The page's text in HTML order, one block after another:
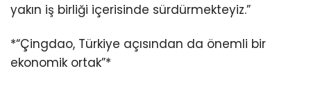
yakın iş birliği içerisinde sürdürmekteyiz.”
*“Çingdao, Türkiye açısından da önemli bir
ekonomik ortak”*